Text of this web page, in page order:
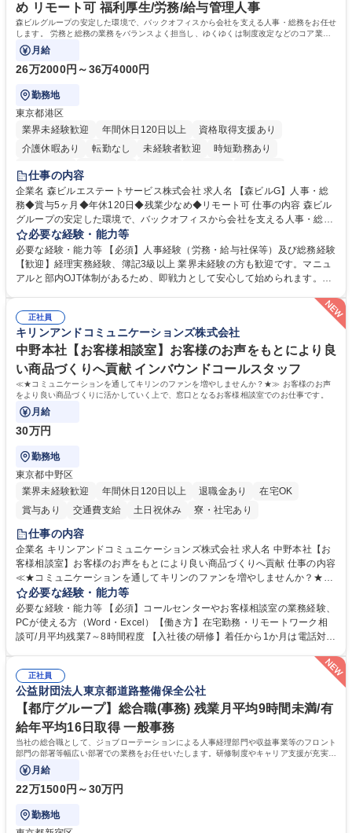
め リモート可 福利厚生/労務/給与管理人事
森ビルグループの安定した環境で、バックオフィスから会社を支える人事・総務をお任せ
します。 労務と総務の業務をバランスよく担当し、ゆくゆくは制度改定などのコア業務
にも挑戦できる、やりがいある環境です。
月給
26万2000円～36万4000円
勤務地
東京都港区
業界未経験歓迎
年間休日120日以上
資格取得支援あり
介護休暇あり
転勤なし 未経験者歓迎
時短勤務あり
経験者歓迎
完全週休2日制
交通費支給 長期歓迎 駅近5分以内 土日祝休み
仕事の内容
企業名 森ビルエステートサービス株式会社 求人名 【森ビルG】人事・総
務◆賞与5ヶ月◆年休120日◆残業少なめ◆リモート可 仕事の内容 森ビル
グループの安定した環境で、バックオフィスから会社を支える人事・総務
をお任せします。 労務と総務の業務をバランスよく担当し、ゆくゆくは制
度改定などのコア業務にも挑戦できる、やりがいある環境です。 ■勤怠管
理、給与計算、社会保険手続き、年末調整等の労務管理全般 ■入退社手続
き、社内規定の改定や人事制度改定などのコア業務 ■社内イベントの企画
は部内のOJTを中心に、あなたの経験に合わせて不足している部分はいつ
でも質問・相談できる環境が整っているため、安心して成長できます。 募
集職種 【森ビルG】人事・総務◆賞与5ヶ月◆年休120日◆残業少なめ◆
リモート可
必要な経験・能力等
必要な経験・能力等 【必須】人事経験（労務・給与社保等）及び総務経験
【歓迎】経理実務経験、簿記3級以上 業界未経験の方も歓迎です。マニュ
アルと部内OJT体制があるため、即戦力として安心して始められます。
ます。定型業務に留まらず、社内規定や人事制度の改定など会社のコア業
務に挑戦できるため、自身の成長と組織への貢献度をダイレクトに実感で
きます。 残業少なめ、週1日リモート可など、ワークライフバランスを保
ち長期活躍できる環境です。 「これまでの幅広い経験を活かし、長期的な
キャリアを築きたい」という前向きな意欲と挑戦を全力で応援します。 学
歴・資格 学歴：大学院 大学 高専 短大 専修学校 高校 語学力： 資格：日商
簿記検定1級 日商簿記検定2級 日商簿記検定3級
正社員
キリンアンドコミュニケーションズ株式会社
中野本社【お客様相談室】お客様のお声をもとにより良
い商品づくりへ貢献 インバウンドコールスタッフ
≪★コミュニケーションを通してキリンのファンを増やしませんか？★≫ お客様のお声
をより良い商品づくりに活かしていく上で、窓口となるお客様相談室でのお仕事です。
月給
30万円
勤務地
東京都中野区
業界未経験歓迎
年間休日120日以上 退職金あり
在宅OK
賞与あり
交通費支給 土日祝休み 寮・社宅あり
仕事の内容
企業名 キリンアンドコミュニケーションズ株式会社 求人名 中野本社【お
客様相談室】お客様のお声をもとにより良い商品づくりへ貢献 仕事の内容
≪★コミュニケーションを通してキリンのファンを増やしませんか？★≫
お客様のお声をより良い商品づくりに活かしていく上で、窓口となるお客
様相談室でのお仕事です。 日々お客様からいただくキリングループへのご
意見を、企業活動に活かしています。お客様からの声に迅速かつ誠意をも
って対応、情報提供するとともにグループ内活動に反映しています。 【具
人チャットボット対応など。 【1日の対応件数】■電話：月間一人当たり
平均100件前後■メール・手紙：同上40件前後 募集職種 中野本社【お客様
相談室】お客様のお声をもとにより良い商品づくりへ貢献
必要な経験・能力等
必要な経験・能力等 【必須】コールセンターやお客様相談室の業務経験、
PCが使える方（Word・Excel）【働き方】在宅勤務・リモートワーク相
談可/月平均残業7～8時間程度 【入社後の研修】着任から1か月は電話対応
施する予定です。独り立ち以降もしっかりフォローする体制を整えていま
すのでご安心ください。 【当社について】キリングループの広報機能を担
う会社として、お客様との出会いを大切にし、磨き上げたホスピタリティ
を込めてコミュニケーションをとりながら広報関連業務を行っておりま
す。 学歴・資格 学歴：大学院 大学 高専 短大 専修学校 高校 語学力： 資
格：
正社員
公益財団法人東京都道路整備保全公社
【都庁グループ】総合職(事務) 残業月平均9時間未満/有
給年平均16日取得 一般事務
当社の総合職として、ジョブローテーションによる人事経理部門や収益事業等のフロント
部門の部署等幅広い部署での業務をお任せいたします。研修制度やキャリア支援が充実し
ております！ ※下記業務詳細
月給
22万1500円～30万円
勤務地